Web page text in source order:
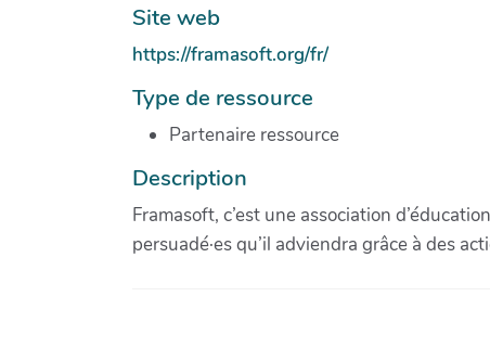
Site web
https://framasoft.org/fr/
Type de ressource
Partenaire ressource
Description
Framasoft, c’est une association
persuadé·es qu’il adviendra grâce à des